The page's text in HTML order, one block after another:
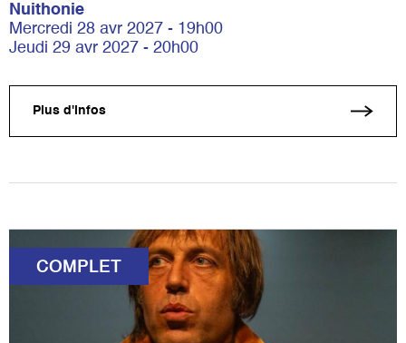
Nuithonie
Mercredi 28 avr 2027 - 19h00
Jeudi 29 avr 2027 - 20h00
Plus d'infos
COMPLET